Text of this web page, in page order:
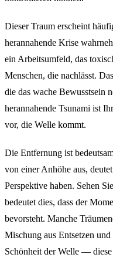
Dieser Traum erscheint
herannahende Krise
ein Arbeitsumfeld, das
Menschen, die nachlässt.
die das wache Bewusstsein
herannahende Tsunami ist
vor, die Welle kommt.
Die Entfernung ist
von einer Anhöhe aus,
Perspektive haben. Sehen
bedeutet dies, dass der
bevorsteht. Manche
Mischung aus Entsetzen
Schönheit der Welle —